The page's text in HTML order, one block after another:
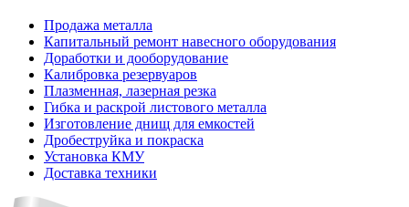
Продажа металла
Капитальный ремонт навесного оборудования
Доработки и дооборудование
Калибровка резервуаров
Плазменная, лазерная резка
Гибка и раскрой листового металла
Изготовление днищ для емкостей
Дробеструйка и покраска
Установка КМУ
Доставка техники